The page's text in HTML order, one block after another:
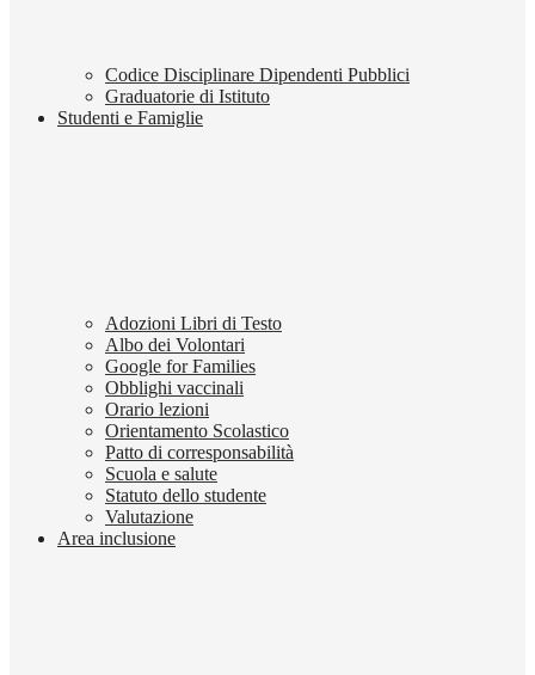
Codice Disciplinare Dipendenti Pubblici
Graduatorie di Istituto
Studenti e Famiglie
Adozioni Libri di Testo
Albo dei Volontari
Google for Families
Obblighi vaccinali
Orario lezioni
Orientamento Scolastico
Patto di corresponsabilità
Scuola e salute
Statuto dello studente
Valutazione
Area inclusione